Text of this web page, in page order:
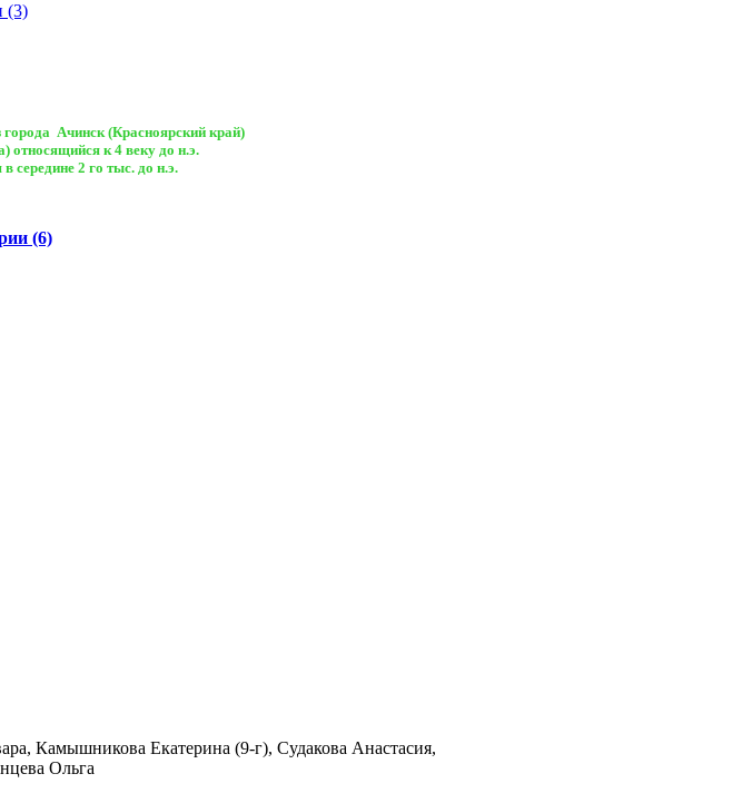
(3)
Ачинск (Красноярский край)
относящийся к 4 веку до н.э.
середине 2 го тыс. до н.э.
(6)
Камышникова Екатерина (9-г), Судакова Анастасия,
Ольга